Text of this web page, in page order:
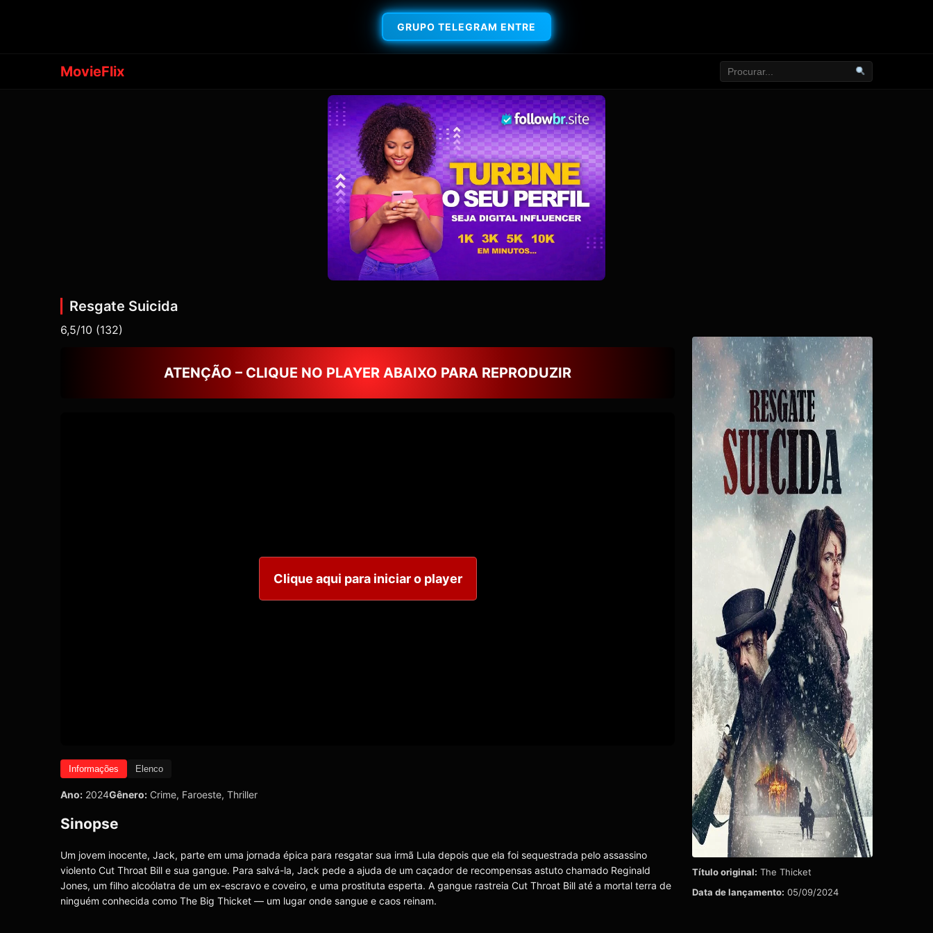
GRUPO TELEGRAM ENTRE
MovieFlix
Resgate Suicida
6,5/10 (132)
ATENÇÃO – CLIQUE NO PLAYER ABAIXO PARA REPRODUZIR
Clique aqui para iniciar o player
Informações Elenco
Ano: 2024Gênero: Crime, Faroeste, Thriller
Sinopse
Um jovem inocente, Jack, parte em uma jornada épica para resgatar sua irmã Lula depois que ela foi sequestrada pelo assassino
violento Cut Throat Bill e sua gangue. Para salvá-la, Jack pede a ajuda de um caçador de recompensas astuto chamado Reginald
Jones, um filho alcoólatra de um ex-escravo e coveiro, e uma prostituta esperta. A gangue rastreia Cut Throat Bill até a mortal terra de
ninguém conhecida como The Big Thicket — um lugar onde sangue e caos reinam.
Título original: The Thicket
Data de lançamento: 05/09/2024